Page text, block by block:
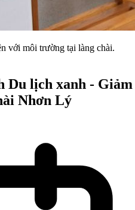
với môi trường tại làng chài.
Du lịch xanh - Giảm
Nhơn Lý